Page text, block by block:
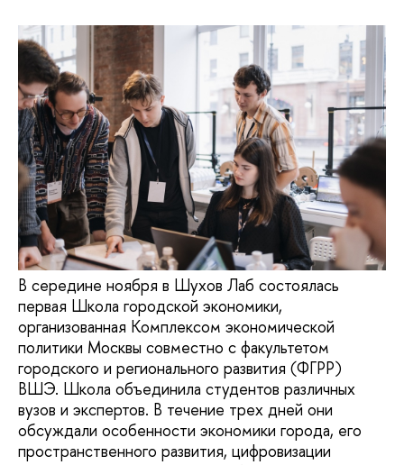
В середине ноября в Шухов Лаб состоялась
первая Школа городской экономики,
организованная Комплексом экономической
политики Москвы совместно с факультетом
городского и регионального развития (ФГРР)
ВШЭ. Школа объединила студентов различных
вузов и экспертов. В течение трех дней они
обсуждали особенности экономики города, его
пространственного развития, цифровизации